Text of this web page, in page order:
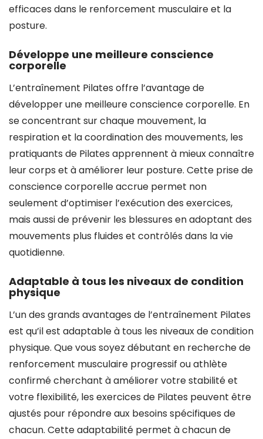
efficaces dans le renforcement musculaire et la
posture.
Développe une meilleure conscience
corporelle
L’entraînement Pilates offre l’avantage de
développer une meilleure conscience corporelle. En
se concentrant sur chaque mouvement, la
respiration et la coordination des mouvements, les
pratiquants de Pilates apprennent à mieux connaître
leur corps et à améliorer leur posture. Cette prise de
conscience corporelle accrue permet non
seulement d’optimiser l’exécution des exercices,
mais aussi de prévenir les blessures en adoptant des
mouvements plus fluides et contrôlés dans la vie
quotidienne.
Adaptable à tous les niveaux de condition
physique
L’un des grands avantages de l’entraînement Pilates
est qu’il est adaptable à tous les niveaux de condition
physique. Que vous soyez débutant en recherche de
renforcement musculaire progressif ou athlète
confirmé cherchant à améliorer votre stabilité et
votre flexibilité, les exercices de Pilates peuvent être
ajustés pour répondre aux besoins spécifiques de
chacun. Cette adaptabilité permet à chacun de